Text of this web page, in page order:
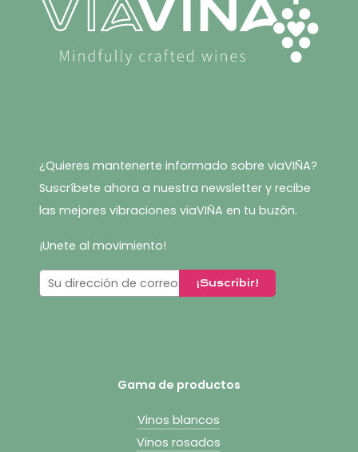
¿Quieres mantenerte informado sobre viaVIÑA?
Suscríbete ahora a nuestra newsletter y recibe
las mejores vibraciones viaVIÑA en tu buzón.
¡Unete al movimiento!
Gama de productos
Vinos blancos
Vinos rosados